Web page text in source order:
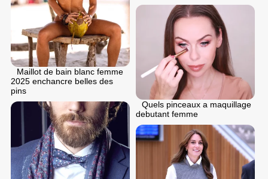
Maillot de bain blanc femme
2025 enchancre belles des
pins
Quels pinceaux a maquillage
debutant femme